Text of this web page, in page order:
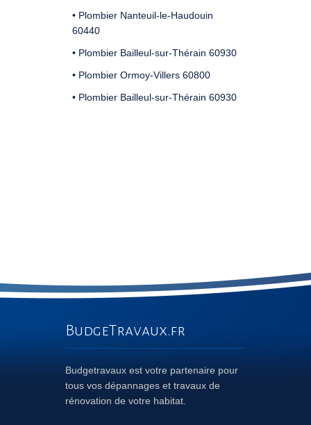
• Plombier Nanteuil-le-Haudouin
60440
• Plombier Bailleul-sur-Thérain 60930
• Plombier Ormoy-Villers 60800
• Plombier Bailleul-sur-Thérain 60930
BudgeTravaux.fr
Budgetravaux est votre partenaire pour
tous vos dépannages et travaux de
rénovation de votre habitat.